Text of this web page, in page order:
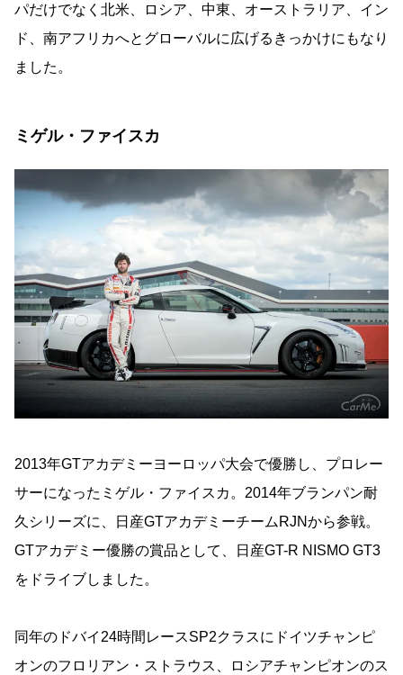
パだけでなく北米、ロシア、中東、オーストラリア、イン
ド、南アフリカへとグローバルに広げるきっかけにもなり
ました。
ミゲル・ファイスカ
2013年GTアカデミーヨーロッパ大会で優勝し、プロレー
サーになったミゲル・ファイスカ。2014年ブランパン耐
久シリーズに、日産GTアカデミーチームRJNから参戦。
GTアカデミー優勝の賞品として、日産GT-R NISMO GT3
をドライブしました。
同年のドバイ24時間レースSP2クラスにドイツチャンピ
オンのフロリアン・ストラウス、ロシアチャンピオンのス